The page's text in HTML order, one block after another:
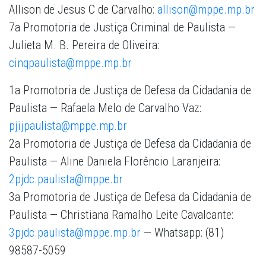
Allison de Jesus C de Carvalho: allison@mppe.mp.br
7a Promotoria de Justiça Criminal de Paulista —
Julieta M. B. Pereira de Oliveira:
cinqpaulista@mppe.mp.br
1a Promotoria de Justiça de Defesa da Cidadania de
Paulista — Rafaela Melo de Carvalho Vaz:
pjijpaulista@mppe.mp.br
2a Promotoria de Justiça de Defesa da Cidadania de
Paulista — Aline Daniela Florêncio Laranjeira:
2pjdc.paulista@mppe.br
3a Promotoria de Justiça de Defesa da Cidadania de
Paulista — Christiana Ramalho Leite Cavalcante:
3pjdc.paulista@mppe.mp.br — Whatsapp: (81)
98587-5059